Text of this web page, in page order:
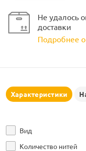
Не удалось
доставки
Подробнее о
Характеристики
Вид
Количество нитей